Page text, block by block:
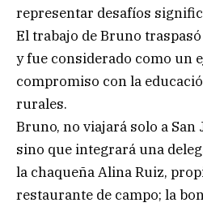
representar desafíos
El trabajo de Bruno
y fue considerado como un
compromiso con la
rurales.
Bruno, no viajará solo a San
sino que integrará una
la chaqueña Alina Ruiz,
restaurante de campo; la